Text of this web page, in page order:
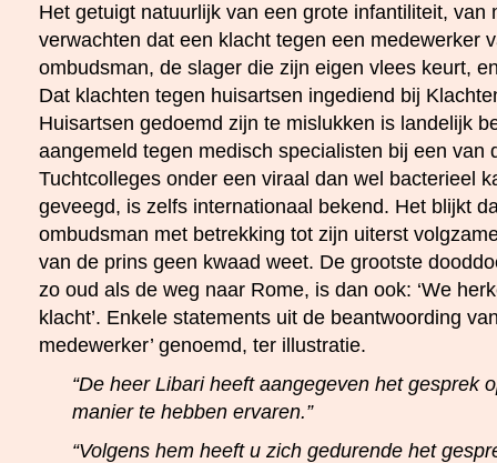
Het getuigt natuurlijk van een grote infantiliteit, van
verwachten dat een klacht tegen een medewerker
ombudsman, de slager die zijn eigen vlees keurt,
Dat klachten tegen huisartsen ingediend bij
Huisartsen gedoemd zijn te mislukken is landelijk
aangemeld tegen medisch specialisten bij een van
Tuchtcolleges onder een viraal dan wel bacterieel
geveegd, is zelfs internationaal bekend. Het blijkt
ombudsman met betrekking tot zijn uiterst
van de prins geen kwaad weet. De grootste
zo oud als de weg naar Rome, is dan ook: ‘We
klacht’. Enkele statements uit de beantwoording
medewerker’ genoemd, ter illustratie.
“De heer Libari heeft aangegeven het gesprek
manier te hebben ervaren.”
“Volgens hem heeft u zich gedurende het